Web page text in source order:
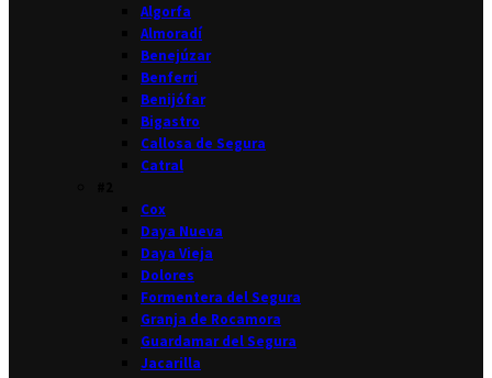
Algorfa
Almoradí
Benejúzar
Benferri
Benijófar
Bigastro
Callosa de Segura
Catral
Cox
Daya Nueva
Daya Vieja
Dolores
Formentera del Segura
Granja de Rocamora
Guardamar del Segura
Jacarilla